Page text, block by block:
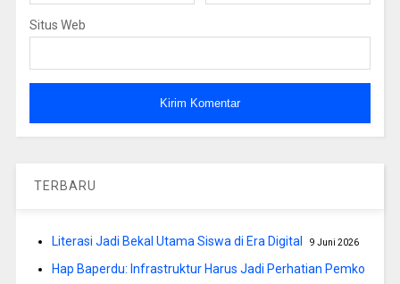
Situs Web
TERBARU
Literasi Jadi Bekal Utama Siswa di Era Digital 9 Juni 2026
Hap Baperdu: Infrastruktur Harus Jadi Perhatian Pemko